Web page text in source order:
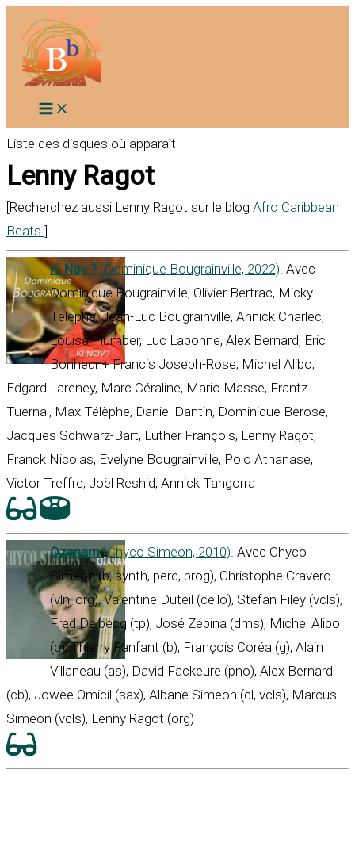
contenu
Liste des disques où apparaît
Lenny Ragot
[Recherchez aussi Lenny Ragot sur le blog Afro Caribbean
Beats ]
Ki Nov ? (Dominique Bougrainville, 2022). Avec
Dominique Bougrainville, Olivier Bertrac, Micky
Telephe, Jean-Luc Bougrainville, Annick Charlec,
Louisa Plumber, Luc Labonne, Alex Bernard, Eric
Bonheur + Francis Joseph-Rose, Michel Alibo,
Edgard Lareney, Marc Céraline, Mario Masse, Frantz
Tuernal, Max Télèphe, Daniel Dantin, Dominique Berose,
Jacques Schwarz-Bart, Luther François, Lenny Ragot,
Franck Nicolas, Evelyne Bougrainville, Polo Athanase,
Victor Treffre, Joël Reshid, Annick Tangorra
Ozanam(Chyco Simeon, 2010). Avec Chyco
Simeon (b, synth, perc, prog), Christophe Cravero
(vln, org), Valentine Duteil (cello), Stefan Filey (vcls),
Fred Delbecq (tp), José Zébina (dms), Michel Alibo
(b), Thierry Fanfant (b), François Coréa (g), Alain
Villaneau (as), David Fackeure (pno), Alex Bernard
(cb), Jowee Omicil (sax), Albane Simeon (cl, vcls), Marcus
Simeon (vcls), Lenny Ragot (org)